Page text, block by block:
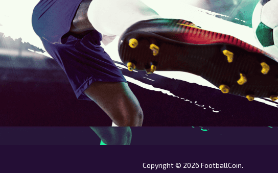
Copyright © 2026 FootballCoin.